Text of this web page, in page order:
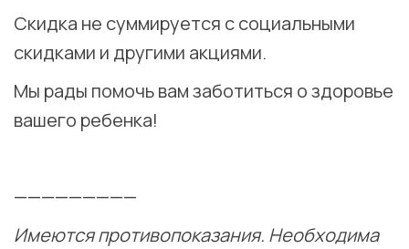
Скидка не суммируется с социальными
скидками и другими акциями.
Мы рады помочь вам заботиться о здоровье
вашего ребенка!
—————————
Имеются противопоказания. Необходима